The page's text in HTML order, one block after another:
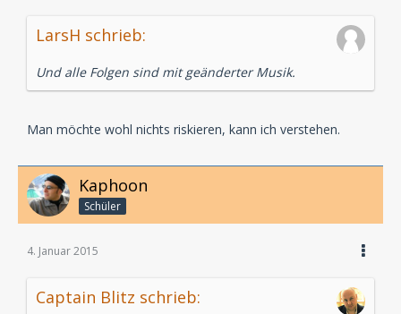
LarsH schrieb:
Und alle Folgen sind mit geänderter Musik.
Man möchte wohl nichts riskieren, kann ich verstehen.
Kaphoon
Schüler
4. Januar 2015
Captain Blitz schrieb: